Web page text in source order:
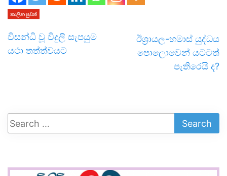
කාලීන පුවත්
විසන්ධි වූ විදුලි සැපයුම
යථා තත්ත්වයට
ඊශ්‍රායල-හමාස් යුද්ධය
පොලොවෙන් යටටත්
පැතිරෙයි ද?